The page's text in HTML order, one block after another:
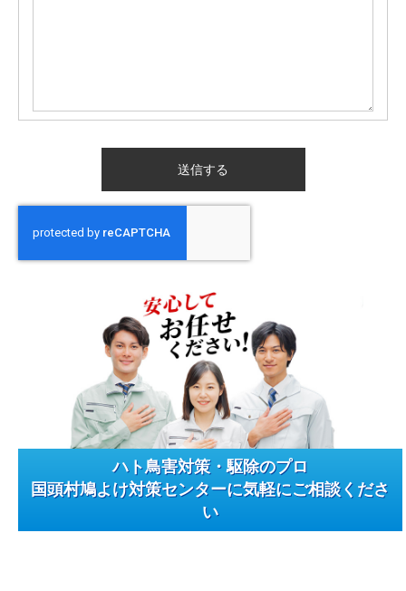
ハト鳥害対策・駆除のプロ
国頭村鳩よけ対策センターに気軽にご相談くださ
い